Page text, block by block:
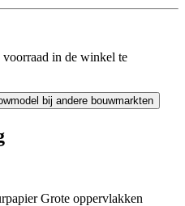
in de winkel te
bij andere bouwmarkten
Grote oppervlakken